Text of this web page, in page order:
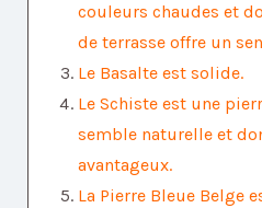
couleurs chaudes et
de terrasse offre un
Le Basalte est solide.
Le Schiste est une
semble naturelle et
avantageux.
La Pierre Bleue Belge